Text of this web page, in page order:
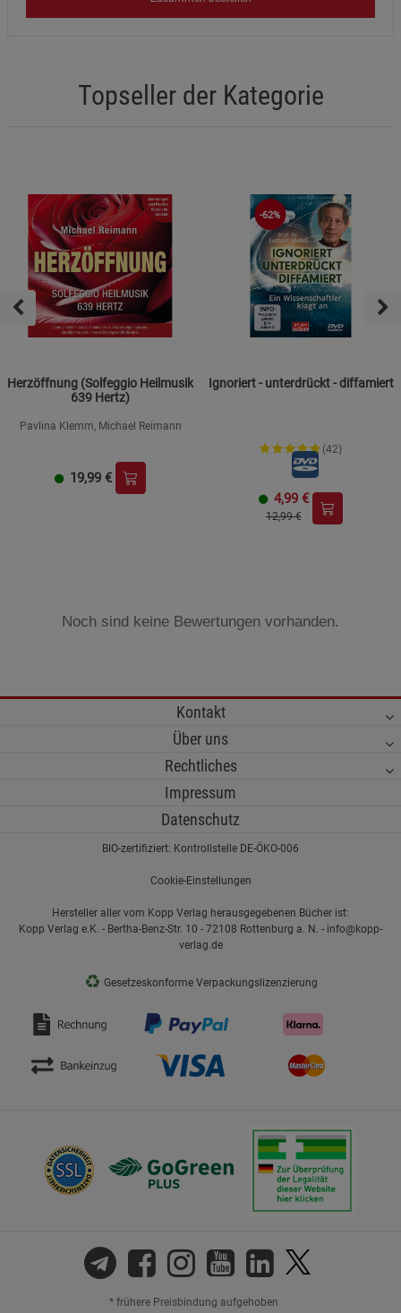
Topseller der Kategorie
Herzöffnung (Solfeggio Heilmusik
639 Hertz)
Pavlina Klemm, Michael Reimann
19,99 €
-62%
Ignoriert - unterdrückt - diffamiert
(42)
4,99 €
12,99 €
Noch sind keine Bewertungen vorhanden.
Kontakt
Über uns
Rechtliches
Impressum
Datenschutz
BIO-zertifiziert: Kontrollstelle DE-ÖKO-006
Cookie-Einstellungen
Hersteller aller vom Kopp Verlag herausgegebenen Bücher ist:
Kopp Verlag e.K. - Bertha-Benz-Str. 10 - 72108 Rottenburg a. N. - info@kopp-
verlag.de
♻ Gesetzeskonforme Verpackungslizenzierung
* frühere Preisbindung aufgehoben